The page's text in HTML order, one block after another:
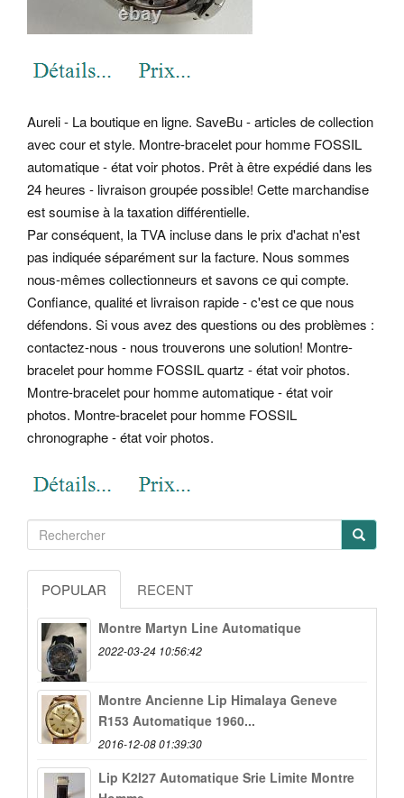
Aureli - La boutique en ligne. SaveBu - articles de collection
avec cour et style. Montre-bracelet pour homme FOSSIL
automatique - état voir photos. Prêt à être expédié dans les
24 heures - livraison groupée possible! Cette marchandise
est soumise à la taxation différentielle.
Par conséquent, la TVA incluse dans le prix d'achat n'est
pas indiquée séparément sur la facture. Nous sommes
nous-mêmes collectionneurs et savons ce qui compte.
Confiance, qualité et livraison rapide - c'est ce que nous
défendons. Si vous avez des questions ou des problèmes :
contactez-nous - nous trouverons une solution! Montre-
bracelet pour homme FOSSIL quartz - état voir photos.
Montre-bracelet pour homme automatique - état voir
photos. Montre-bracelet pour homme FOSSIL
chronographe - état voir photos.
POPULAR RECENT
Montre Martyn Line Automatique
2022-03-24 10:56:42
Montre Ancienne Lip Himalaya Geneve
R153 Automatique 1960...
2016-12-08 01:39:30
Lip K2l27 Automatique Srie Limite Montre